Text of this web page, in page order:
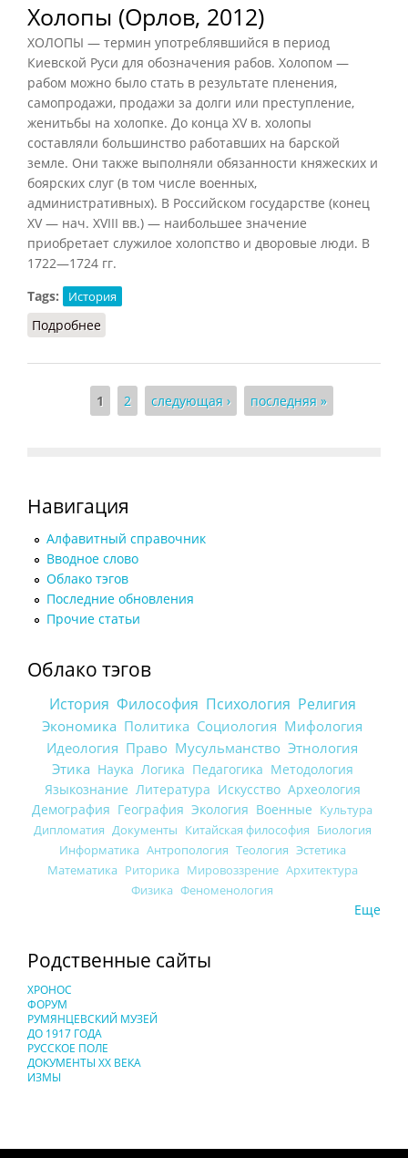
Холопы (Орлов, 2012)
ХОЛОПЫ — термин употреблявшийся в период
Киевской Руси для обозначения рабов. Холопом —
рабом можно было стать в результате пленения,
самопродажи, продажи за долги или преступление,
женитьбы на холопке. До конца XV в. холопы
составляли большинство работавших на барской
земле. Они также выполняли обязанности княжеских и
боярских слуг (в том числе военных,
административных). В Российском государстве (конец
XV — нач. XVIII вв.) — наибольшее значение
приобретает служилое холопство и дворовые люди. В
1722—1724 гг.
Tags:
История
Подробнее
Страницы
1 2 следующая › последняя »
Навигация
Алфавитный справочник
Вводное слово
Облако тэгов
Последние обновления
Прочие статьи
Облако тэгов
История Философия Психология Религия
Экономика Политика Социология Мифология
Идеология Право Мусульманство Этнология
Этика Наука Логика Педагогика Методология
Языкознание Литература Искусство Археология
Демография География Экология Военные Культура
Дипломатия Документы Китайская философия Биология
Информатика Антропология Теология Эстетика
Математика Риторика Мировоззрение Архитектура
Физика Феноменология
Еще
Родственные сайты
ХРОНОС
ФОРУМ
РУМЯНЦЕВСКИЙ МУЗЕЙ
ДО 1917 ГОДА
РУССКОЕ ПОЛЕ
ДОКУМЕНТЫ XX ВЕКА
ИЗМЫ